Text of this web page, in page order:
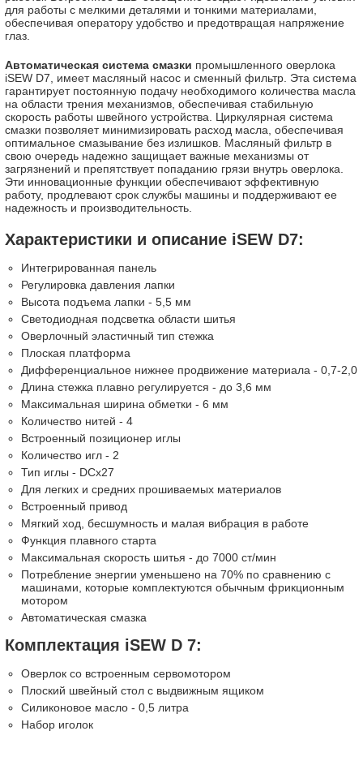
для работы с мелкими деталями и тонкими материалами,
обеспечивая оператору удобство и предотвращая напряжение
глаз.
Автоматическая система смазки промышленного оверлока
iSEW D7, имеет масляный насос и сменный фильтр. Эта система
гарантирует постоянную подачу необходимого количества масла
на области трения механизмов, обеспечивая стабильную
скорость работы швейного устройства. Циркулярная система
смазки позволяет минимизировать расход масла, обеспечивая
оптимальное смазывание без излишков. Масляный фильтр в
свою очередь надежно защищает важные механизмы от
загрязнений и препятствует попаданию грязи внутрь оверлока.
Эти инновационные функции обеспечивают эффективную
работу, продлевают срок службы машины и поддерживают ее
надежность и производительность.
Характеристики и описание iSEW D7:
Интегрированная панель
Регулировка давления лапки
Высота подъема лапки - 5,5 мм
Светодиодная подсветка области шитья
Оверлочный эластичный тип стежка
Плоская платформа
Дифференциальное нижнее продвижение материала - 0,7-2,0
Длина стежка плавно регулируется - до 3,6 мм
Максимальная ширина обметки - 6 мм
Количество нитей - 4
Встроенный позиционер иглы
Количество игл - 2
Тип иглы - DCx27
Для легких и средних прошиваемых материалов
Встроенный привод
Мягкий ход, бесшумность и малая вибрация в работе
Функция плавного старта
Максимальная скорость шитья - до 7000 ст/мин
Потребление энергии уменьшено на 70% по сравнению с
машинами, которые комплектуются обычным фрикционным
мотором
Автоматическая смазка
Комплектация iSEW D 7:
Оверлок со встроенным сервомотором
Плоский швейный стол с выдвижным ящиком
Силиконовое масло - 0,5 литра
Набор иголок